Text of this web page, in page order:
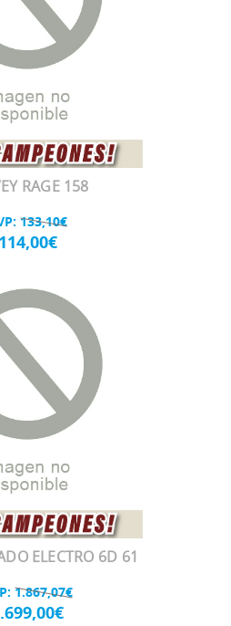
RAGE 158
133,10€
114,00€
ELECTRO 6D 61
1.867,07€